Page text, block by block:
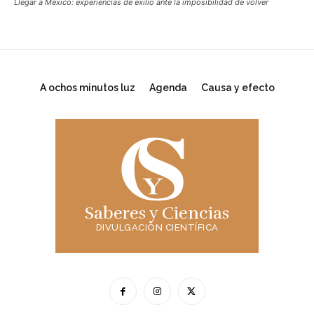
A ochos minutos luz Agenda Causa y efecto
Saberes y Ciencias
DIVULGACIÓN CIENTÍFICA